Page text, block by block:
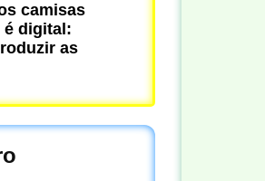
camisas
digital:
as